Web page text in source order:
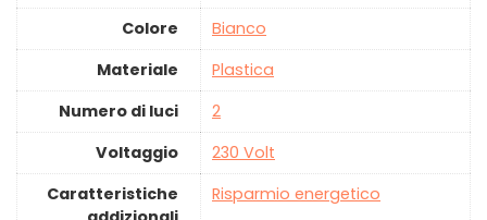
Colore
‎Bianco
Materiale
‎Plastica
Numero di luci
‎2
Voltaggio
‎230 Volt
Caratteristiche
‎Risparmio energetico